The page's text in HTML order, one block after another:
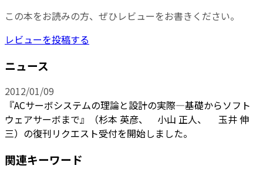
この本をお読みの方、ぜひレビューをお書きください。
レビューを投稿する
ニュース
2012/01/09
『ACサーボシステムの理論と設計の実際―基礎からソフト
ウェアサーボまで』（杉本 英彦、 小山 正人、 玉井 伸
三）の復刊リクエスト受付を開始しました。
関連キーワード